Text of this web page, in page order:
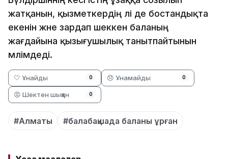
жатқанын, қызметкердің әлі де бостандықта
екенін және зардап шеккен баланың
жағдайына қызығушылық танытпайтынын
мәлімдеді.
🤍 Ұнайды 0 😞 Ұнамайды 0
😡 Шектен шыққан 0
#Алматы #балабақшада баланы ұрған